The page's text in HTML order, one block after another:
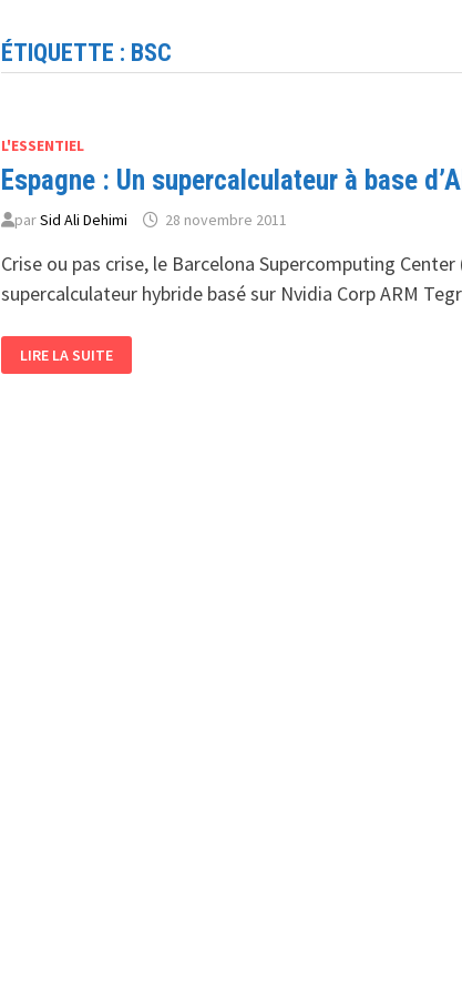
ÉTIQUETTE : BSC
L'ESSENTIEL
Espagne : Un supercalculateur à base
parSid Ali Dehimi 28 novembre 2011
Crise ou pas crise, le Barcelona Supercomputing
supercalculateur hybride basé sur Nvidia Corp ARM
:
UN
LIRE LA SUITE